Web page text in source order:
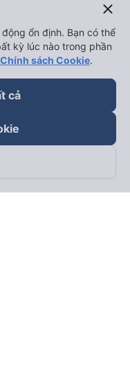
close
ổn định. Bạn có thể
kỳ lúc nào trong phần
Chính sách Cookie.
cả